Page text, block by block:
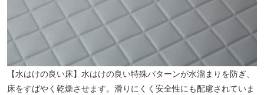
【水はけの良い床】水はけの良い特殊パターンが水溜まりを防ぎ、
床をすばやく乾燥させます。滑りにくく安全性にも配慮されていま